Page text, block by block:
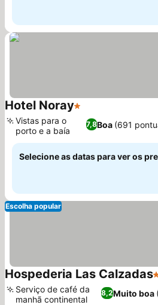
Hotel Noray1 Estrelas
7,8Boa (691
Vistas para o
porto e a baía
Selecione as datas para ver os
Escolha popular
Hospederia Las Calzadas
8,2Muito boa
Serviço de café da
manhã continental